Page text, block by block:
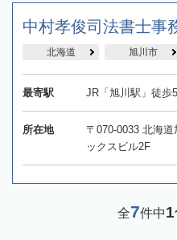
中村孝俊司法書士事
北海道 旭川市
最寄駅 JR「旭川駅」徒歩
所在地
〒070-0033 北海
ックスビル2F
全7件中